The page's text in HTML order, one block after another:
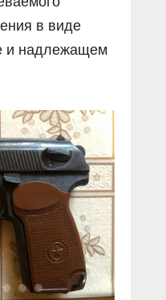
в виде
и надлежащем